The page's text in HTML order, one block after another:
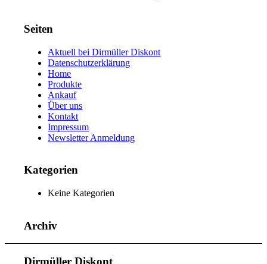
Seiten
Aktuell bei Dirmüller Diskont
Datenschutzerklärung
Home
Produkte
Ankauf
Über uns
Kontakt
Impressum
Newsletter Anmeldung
Kategorien
Keine Kategorien
Archiv
Dirmüller Diskont